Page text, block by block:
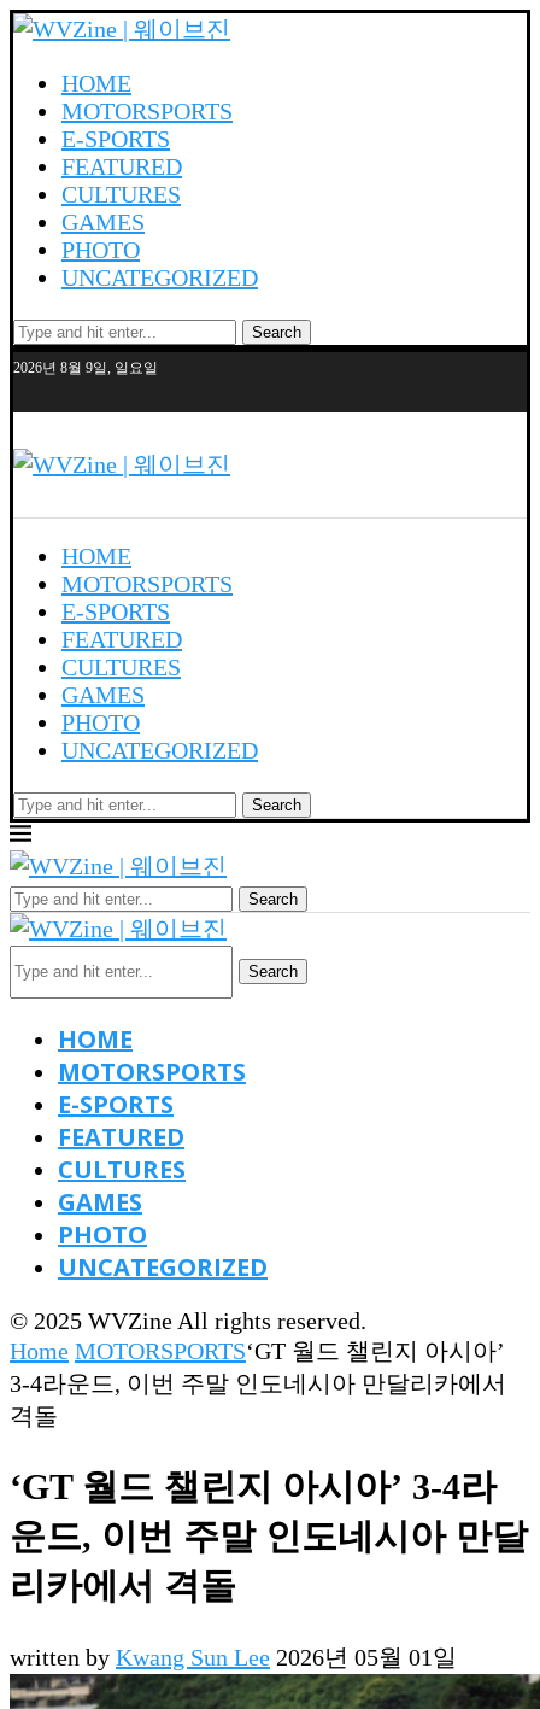
HOME
MOTORSPORTS
E-SPORTS
FEATURED
CULTURES
GAMES
PHOTO
UNCATEGORIZED
Search
2026년 8월 9일, 일요일
HOME
MOTORSPORTS
E-SPORTS
FEATURED
CULTURES
GAMES
PHOTO
UNCATEGORIZED
Search
Search
Search
HOME
MOTORSPORTS
E-SPORTS
FEATURED
CULTURES
GAMES
PHOTO
UNCATEGORIZED
© 2025 WVZine All rights reserved.
Home MOTORSPORTS‘GT 월드 챌린지 아시아’
3-4라운드, 이번 주말 인도네시아 만달리카에서
격돌
‘GT 월드 챌린지 아시아’ 3-4라
운드, 이번 주말 인도네시아 만달
리카에서 격돌
written by Kwang Sun Lee 2026년 05월 01일